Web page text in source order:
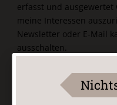
erfasst und
meine Interessen
Newsletter oder E-Mail
ausschalten.
Datenschutzhinweisen.